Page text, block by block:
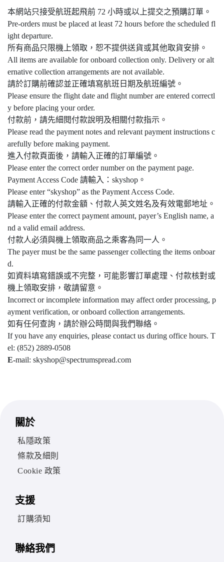
本網站只接受航班起飛前 72 小時或以上提交之預購訂單。
Pre-orders must be placed at least 72 hours before the scheduled fl
ight departure.
所有商品只限機上領取，恕不提供送貨或其他取貨安排。
All items are available for onboard collection only. Delivery or alt
ernative collection arrangements are not available.
請於訂購前確認並正確填寫航班日期及航班編號。
Please ensure the flight date and flight number are entered correctl
y before placing your order.
付款前，請先細閱付款說明及相關付款指示。
Please read the payment notes and relevant payment instructions c
arefully before making payment.
進入付款頁面後，請輸入正確的訂單編號。
Please enter the correct order number on the payment page.
Payment Access Code 請輸入：skyshop。
Please enter “skyshop” as the Payment Access Code.
請輸入正確的付款金額、付款人英文姓名及有效電郵地址。
Please enter the correct payment amount, payer’s English name, a
nd a valid email address.
付款人必須與機上領取商品之乘客為同一人。
The payer must be the same passenger collecting the items onboar
d.
如資料填寫錯誤或不完整，可能影響訂單處理、付款核對或
機上領取安排，敬請留意。
Incorrect or incomplete information may affect order processing, p
ayment verification, or onboard collection arrangements.
如有任何查詢，請於辦公時間與我們聯絡。
If you have any enquiries, please contact us during office hours. T
el: (852) 2889-0508
E-mail: skyshop@spectrumspread.com
關於
私隱政策
條款及細則
Cookie 政策
支援
訂購須知
聯絡我們